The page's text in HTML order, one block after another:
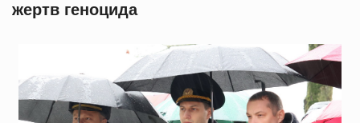
жертв геноцида